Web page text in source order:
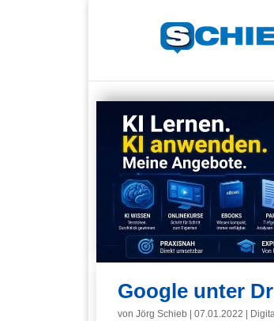
Google unter
von Jörg Schieb 07.01.2022